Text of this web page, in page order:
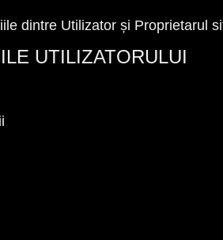
dintre Utilizator și Proprietarul
UTILIZATORULUI